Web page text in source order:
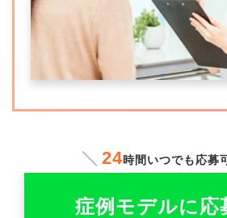
24時間いつでも応募
症例モデルに応